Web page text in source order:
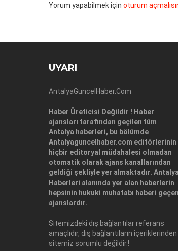
Yorum yapabilmek için oturum
UYARI
AntalyaGuncelHaber.Com
Haber Üreticisi Değildir ! Haber
ajansları tarafından geçilen tüm
Antalya haberleri, bu bölümde
Antalyaguncelhaber.com editörlerinin
hiçbir editoryal müdahalesi olmadan
otomatik olarak ajans kanallarından
geldiği şekliyle yer almaktadır. Antalya
Haberleri alanında yer alan haberlerin
hepsinin hukuki muhatabı haberi geçen
ajanslardır.
Sitemizdeki dış bağlantılar referans
amaçlıdır, dış bağlantıların içeriklerinden
sitemiz sorumlu değildir.!